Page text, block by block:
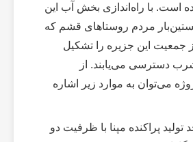
است. با راه‌اندازی بخش آب این
مردم روستاهای قشم که
از جمعیت این جزیره را تشکیل
دسترسی می‌یابند. از
می‌توان به موارد زیر اشاره
تولید پراکنده مپنا با ظرفیت دو